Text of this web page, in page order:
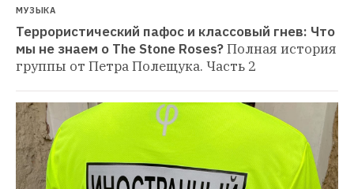
МУЗЫКА
Террористический пафос и классовый гнев: Что
мы не знаем о The Stone Roses?Полная история
группы от Петра Полещука. Часть 2